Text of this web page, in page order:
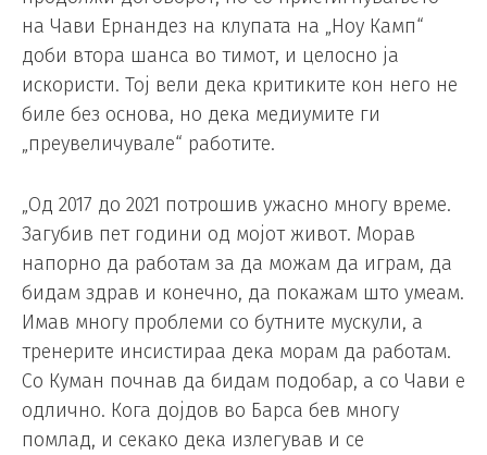
на Чави Ернандез на клупата на „Ноу Камп“
доби втора шанса во тимот, и целосно ја
искористи. Тој вели дека критиките кон него не
биле без основа, но дека медиумите ги
„преувеличувале“ работите.
„Од 2017 до 2021 потрошив ужасно многу време.
Загубив пет години од мојот живот. Морав
напорно да работам за да можам да играм, да
бидам здрав и конечно, да покажам што умеам.
Имав многу проблеми со бутните мускули, а
тренерите инсистираа дека морам да работам.
Со Куман почнав да бидам подобар, а со Чави е
одлично. Кога дојдов во Барса бев многу
помлад, и секако дека излегував и се